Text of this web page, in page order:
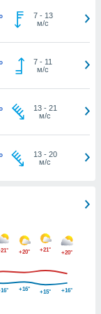
7- 13
м/с
7- 11
м/с
13- 21
м/с
13- 20
м/с
+20° +21° +20°
+16° +15° +16°